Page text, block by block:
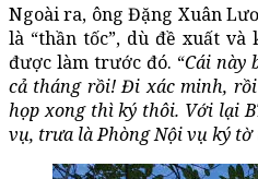
Ngoài ra, ông Đặng Xuân
là “thần tốc”, dù đề xuất
được làm trước đó. “Cái này
cả tháng rồi! Đi xác minh,
họp xong thì ký thôi. Với lại
vụ, trưa là Phòng Nội vụ ký